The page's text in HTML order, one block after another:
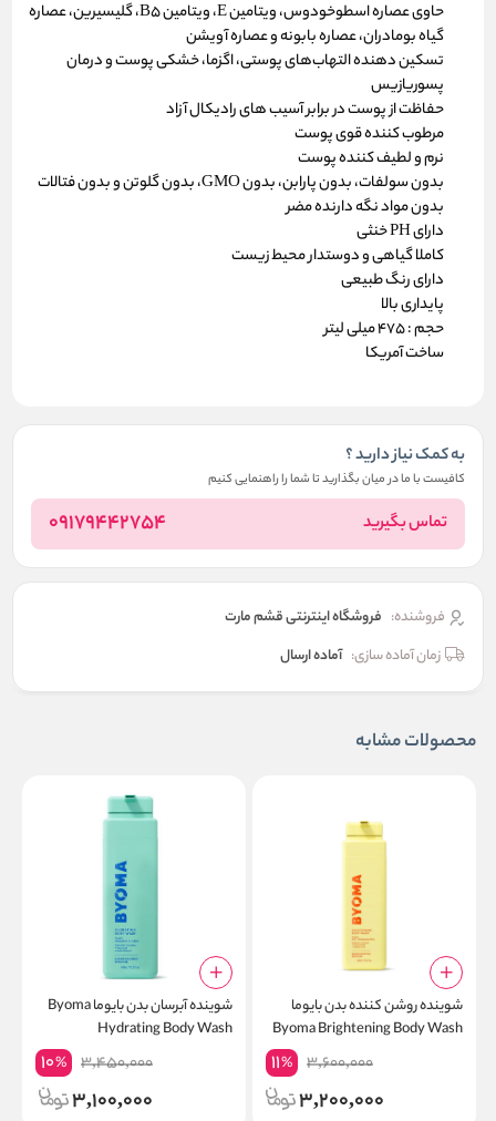
حاوی عصاره اسطوخودوس، ویتامین E، ویتامین B5، گلیسیرین، عصاره
گیاه بومادران، عصاره بابونه و عصاره آویشن
تسکین دهنده التهاب‌های پوستی، اگزما، خشکی پوست و درمان
پسوریازیس
حفاظت از پوست در برابر آسیب های رادیکال آزاد
مرطوب کننده قوی پوست
نرم و لطیف کننده پوست
بدون سولفات، بدون پارابن، بدون GMO، بدون گلوتن و بدون فتالات
بدون مواد نگه دارنده مضر
دارای PH خنثی
کاملا گیاهی و دوستدار محیط زیست
دارای رنگ طبیعی
پایداری بالا
حجم : 475 میلی لیتر
ساخت آمریکا
به کمک نیاز دارید ؟
کافیست با ما در میان بگذارید تا شما را راهنمایی کنیم
تماس بگیرید 09179442754
فروشنده: فروشگاه اینترنتی قشم مارت
زمان آماده سازی: آماده ارسال
محصولات مشابه
شوینده روشن کننده بدن بایوما
Byoma Brightening Body Wash
3,600,000
11%
3,200,000
شوینده آبرسان بدن بایوما Byoma
Hydrating Body Wash
3,450,000
10%
3,100,000